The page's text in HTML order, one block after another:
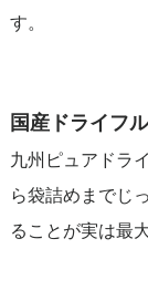
す。
国産ドライフ
九州ピュアドラ
ら袋詰めまでじ
ることが実は最